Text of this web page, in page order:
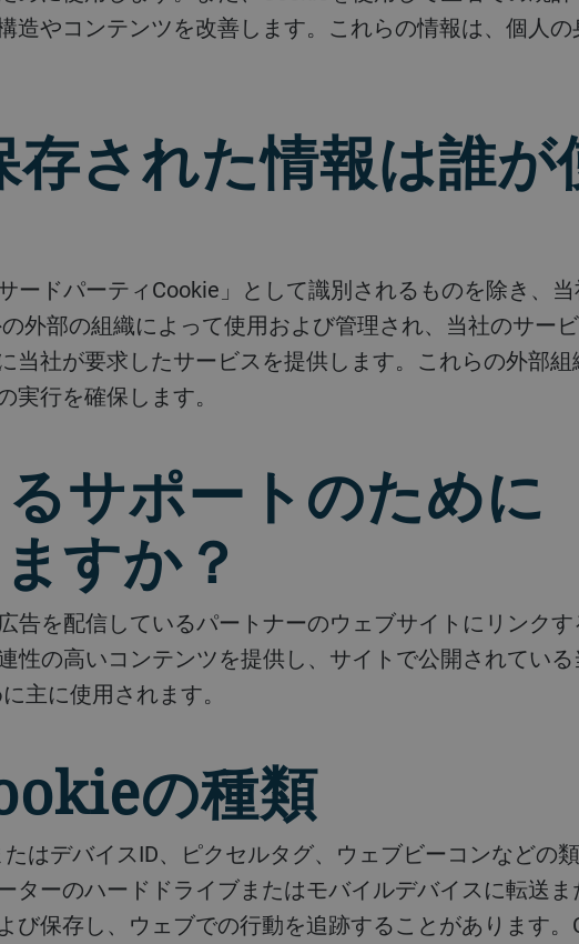
造やコンテンツを改善します。これらの情報は、個人の
された情報は誰が
外部の組織によって使用および管理され、当社のサー
当社が要求したサービスを提供します。これらの外部
行を確保します。
サポートのために
すか？
性の高いコンテンツを提供し、サイトで公開されてい
主に使用されます。
の種類
ターのハードドライブまたはモバイルデバイスに転送
び保存し、ウェブでの行動を追跡することがあります